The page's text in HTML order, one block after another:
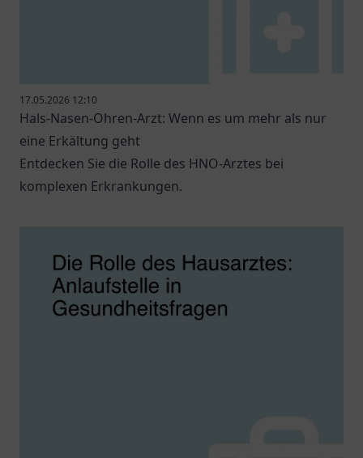
17.05.2026 12:10
Hals-Nasen-Ohren-Arzt: Wenn es um mehr als nur
eine Erkältung geht
Entdecken Sie die Rolle des HNO-Arztes bei
komplexen Erkrankungen.